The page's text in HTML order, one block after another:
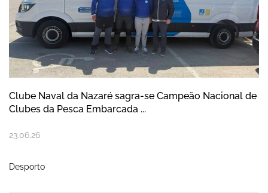
Clube Naval da Nazaré sagra-se Campeão Nacional de
Clubes da Pesca Embarcada ...
23.06.26
Desporto